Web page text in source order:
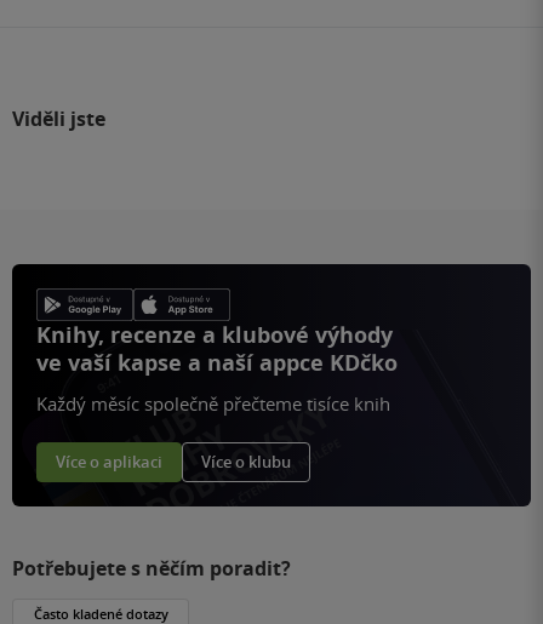
Viděli jste
Knihy, recenze a klubové výhody
ve vaší kapse a naší appce KDčko
Každý měsíc společně přečteme tisíce knih
Více o aplikaci Více o klubu
Potřebujete s něčím poradit?
Často kladené dotazy